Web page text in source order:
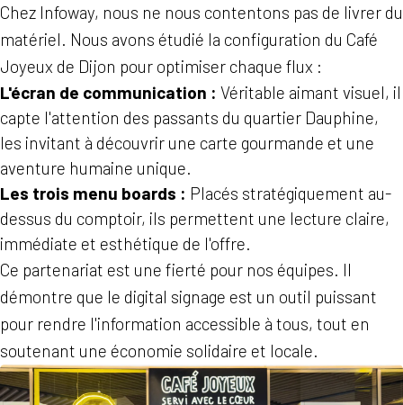
Chez Infoway, nous ne nous contentons pas de livrer du
matériel. Nous avons étudié la configuration du Café
Joyeux de Dijon pour optimiser chaque flux :
L'écran de communication : Véritable aimant visuel, il
capte l'attention des passants du quartier Dauphine,
les invitant à découvrir une carte gourmande et une
aventure humaine unique.
Les trois menu boards : Placés stratégiquement au-
dessus du comptoir, ils permettent une lecture claire,
immédiate et esthétique de l'offre.
Ce partenariat est une fierté pour nos équipes. Il
démontre que le digital signage est un outil puissant
pour rendre l'information accessible à tous, tout en
soutenant une économie solidaire et locale.